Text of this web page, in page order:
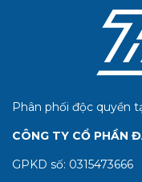
Phân phối độc quyền
CÔNG TY CỔ PHẦN
GPKD số: 0315473666